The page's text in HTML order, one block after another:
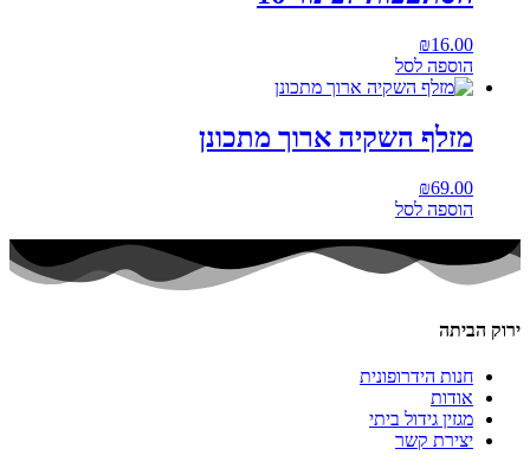
₪16.00
הוספה לסל
מזלף השקיה ארוך מתכונן
₪69.00
הוספה לסל
ירוק הביתה
חנות הידרופונית
אודות
מגזין גידול ביתי
יצירת קשר